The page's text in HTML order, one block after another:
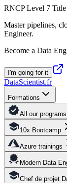
RNCP Level 7 Title
Master pipelines,
Engineer.
Become a Data
I'm going for it
DataScientist.fr
Formations
All our programs
10x Bootcamp
Azure trainings
Modern Data
Chef de projet